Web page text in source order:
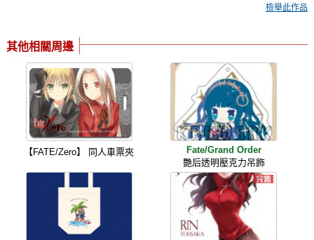
檢舉此作品
其他相關周邊
【FATE/Zero】 同人車票夾
Fate/Grand Order
艷后透明壓克力吊飾